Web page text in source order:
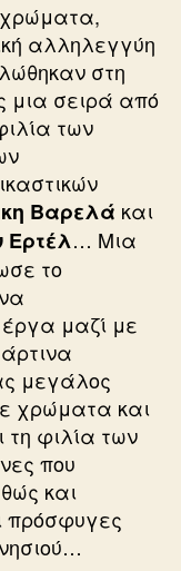
αλληλεγγύη
στη
μια σειρά από
των
Βαρελά και
Ερτέλ… Μια
το
έργα μαζί με
μεγάλος
χρώματα και
τη φιλία των
που
και
πρόσφυγες